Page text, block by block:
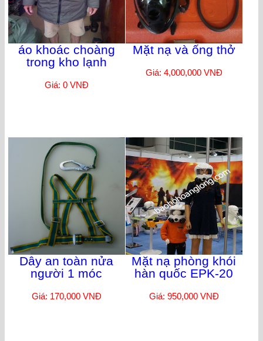
áo khoác choàng
trong kho lạnh
Giá: 0 VNĐ
Mặt nạ và ống thở
Giá: 4,000,000 VNĐ
Dây an toàn nửa
người 1 móc
Giá: 170,000 VNĐ
Mặt nạ phòng khói
hàn quốc EPK-20
Giá: 950,000 VNĐ